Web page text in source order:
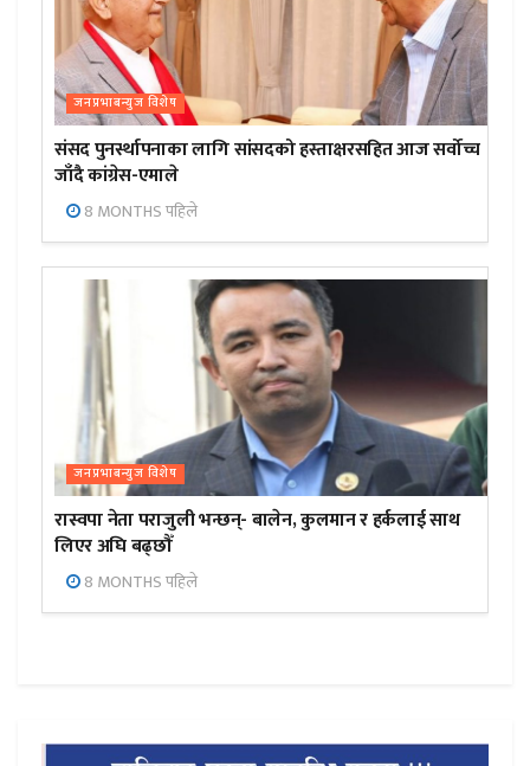
जनप्रभाबन्युज विशेष
संसद पुनर्स्थापनाका लागि सांसदको हस्ताक्षरसहित आज सर्वोच्च
जाँदै कांग्रेस-एमाले
8 MONTHS पहिले
जनप्रभाबन्युज विशेष
रास्वपा नेता पराजुली भन्छन्- बालेन, कुलमान र हर्कलाई साथ
लिएर अघि बढ्छौँ
8 MONTHS पहिले